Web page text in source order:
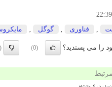
فناوری گوگل
را می پسندید؟ (0)
(0)